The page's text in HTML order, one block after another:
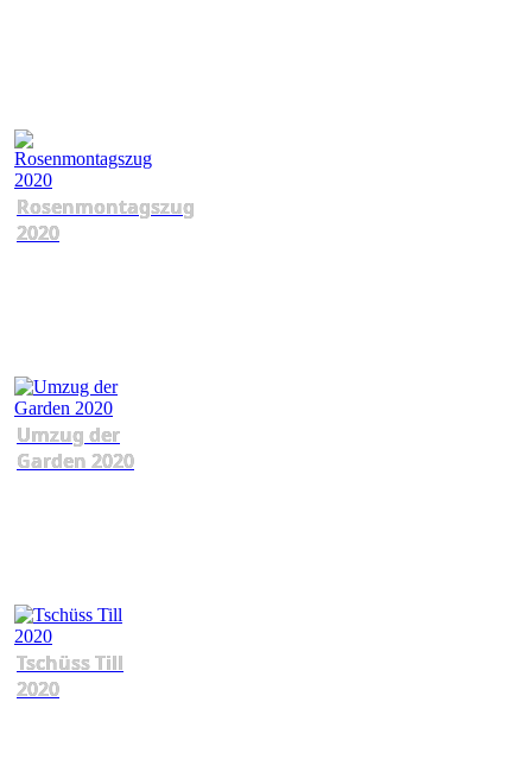
Rosenmontagszug
2020
Umzug der
Garden 2020
Tschüss Till
2020